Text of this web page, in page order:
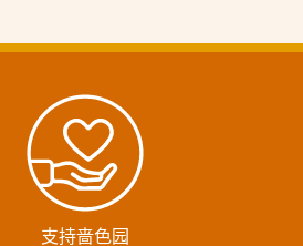
支持啬色园